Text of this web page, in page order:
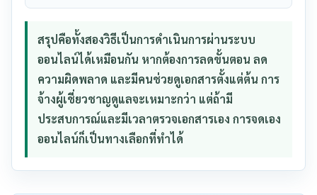
สรุปคือทั้งสองวิธีเป็นการดำเนินการผ่านระบบ
ออนไลน์ได้เหมือนกัน หากต้องการลดขั้นตอน ลด
ความผิดพลาด และมีคนช่วยดูเอกสารตั้งแต่ต้น การ
จ้างผู้เชี่ยวชาญดูแลจะเหมาะกว่า แต่ถ้ามี
ประสบการณ์และมีเวลาตรวจเอกสารเอง การจดเอง
ออนไลน์ก็เป็นทางเลือกที่ทำได้